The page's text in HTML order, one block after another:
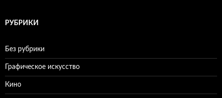
РУБРИКИ
Без рубрики
Графическое искусство
Кино